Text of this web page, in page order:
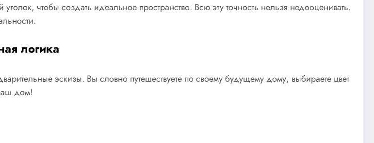
чтобы создать идеальное пространство. Всю эту точность нельзя недооценивать.
логика
эскизы. Вы словно путешествуете по своему будущему дому, выбираете цвет
дом!